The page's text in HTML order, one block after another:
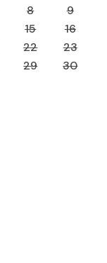
8
9
15
16
22
23
29
30